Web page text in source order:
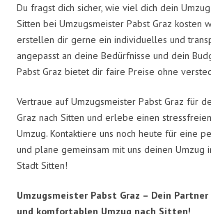
Du fragst dich sicher, wie viel dich dein
Sitten bei Umzugsmeister Pabst Graz kosten
erstellen dir gerne ein individuelles und
angepasst an deine Bedürfnisse und dein
Pabst Graz bietet dir faire Preise ohne
Vertraue auf Umzugsmeister Pabst Graz für
Graz nach Sitten und erlebe einen
Umzug. Kontaktiere uns noch heute für eine
und plane gemeinsam mit uns deinen Umzug
Stadt Sitten!
Umzugsmeister Pabst Graz – Dein
und komfortablen Umzug nach Sitten!